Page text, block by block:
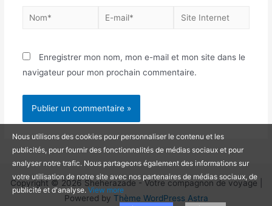
Nom*
E-
Site
Enregistrer mon nom, mon e-mail et mon site dans le
navigateur pour mon prochain commentaire.
Copyright © 2026 Sheherazade - Votre compagnon de voyage |
Powered by Thème WordPress Astra
Nous utilisons des cookies pour personnaliser le contenu et les
publicités, pour fournir des fonctionnalités de médias sociaux et pour
analyser notre trafic. Nous partageons également des informations sur
votre utilisation de notre site avec nos partenaires de médias sociaux, de
publicité et d'analyse. View more